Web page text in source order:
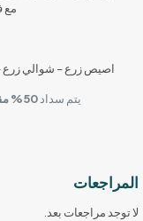
مع
اصيص زرع – شوالي زرع
يتم سداد50% مقدماً
المراجعات
لا توجد مراجعات بعد.